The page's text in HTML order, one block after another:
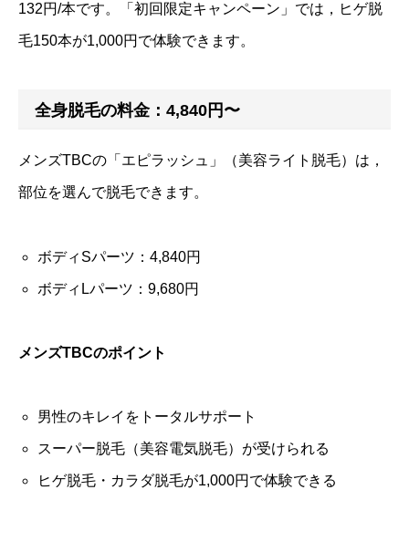
132円/本です。「初回限定キャンペーン」では，ヒゲ脱
毛150本が1,000円で体験できます。
全身脱毛の料金：4,840円〜
メンズTBCの「エピラッシュ」（美容ライト脱毛）は，
部位を選んで脱毛できます。
ボディSパーツ：4,840円
ボディLパーツ：9,680円
メンズTBCのポイント
男性のキレイをトータルサポート
スーパー脱毛（美容電気脱毛）が受けられる
ヒゲ脱毛・カラダ脱毛が1,000円で体験できる